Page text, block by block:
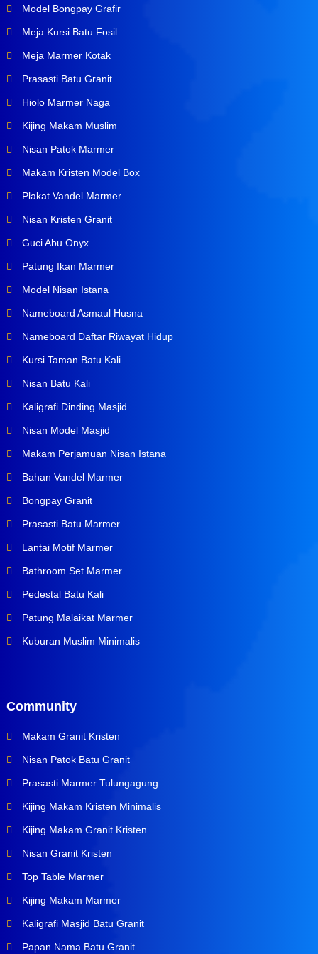
Model Bongpay Grafir
Meja Kursi Batu Fosil
Meja Marmer Kotak
Prasasti Batu Granit
Hiolo Marmer Naga
Kijing Makam Muslim
Nisan Patok Marmer
Makam Kristen Model Box
Plakat Vandel Marmer
Nisan Kristen Granit
Guci Abu Onyx
Patung Ikan Marmer
Model Nisan Istana
Nameboard Asmaul Husna
Nameboard Daftar Riwayat Hidup
Kursi Taman Batu Kali
Nisan Batu Kali
Kaligrafi Dinding Masjid
Nisan Model Masjid
Makam Perjamuan Nisan Istana
Bahan Vandel Marmer
Bongpay Granit
Prasasti Batu Marmer
Lantai Motif Marmer
Bathroom Set Marmer
Pedestal Batu Kali
Patung Malaikat Marmer
Kuburan Muslim Minimalis
Community
Makam Granit Kristen
Nisan Patok Batu Granit
Prasasti Marmer Tulungagung
Kijing Makam Kristen Minimalis
Kijing Makam Granit Kristen
Nisan Granit Kristen
Top Table Marmer
Kijing Makam Marmer
Kaligrafi Masjid Batu Granit
Papan Nama Batu Granit